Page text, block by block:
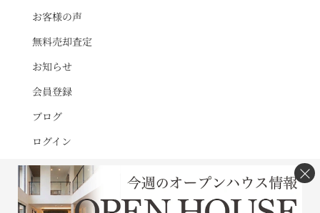
お客様の声
無料売却査定
お知らせ
会員登録
ブログ
ログイン
サイトマップ利用規約プライバシーポリシー
×